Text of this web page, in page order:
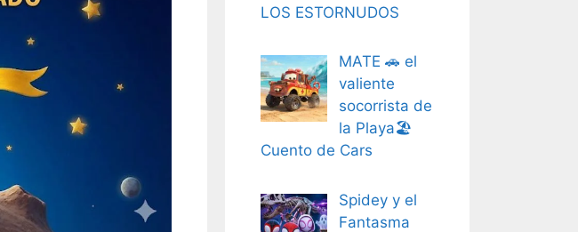
LOS ESTORNUDOS
MATE 🚗 el
valiente
socorrista de
la Playa🏖️
Cuento de Cars
Spidey y el
Fantasma